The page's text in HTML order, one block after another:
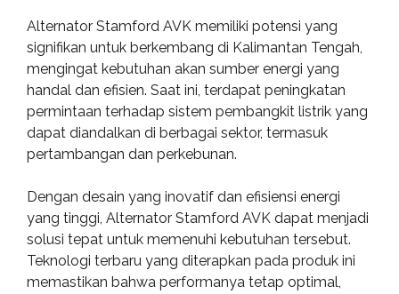
Alternator Stamford AVK memiliki potensi yang
signifikan untuk berkembang di Kalimantan Tengah,
mengingat kebutuhan akan sumber energi yang
handal dan efisien. Saat ini, terdapat peningkatan
permintaan terhadap sistem pembangkit listrik yang
dapat diandalkan di berbagai sektor, termasuk
pertambangan dan perkebunan.
Dengan desain yang inovatif dan efisiensi energi
yang tinggi, Alternator Stamford AVK dapat menjadi
solusi tepat untuk memenuhi kebutuhan tersebut.
Teknologi terbaru yang diterapkan pada produk ini
memastikan bahwa performanya tetap optimal,